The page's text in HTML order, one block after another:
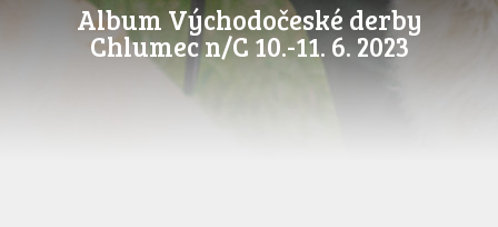
Album Východočeské derby
Chlumec n/C 10.-11. 6. 2023